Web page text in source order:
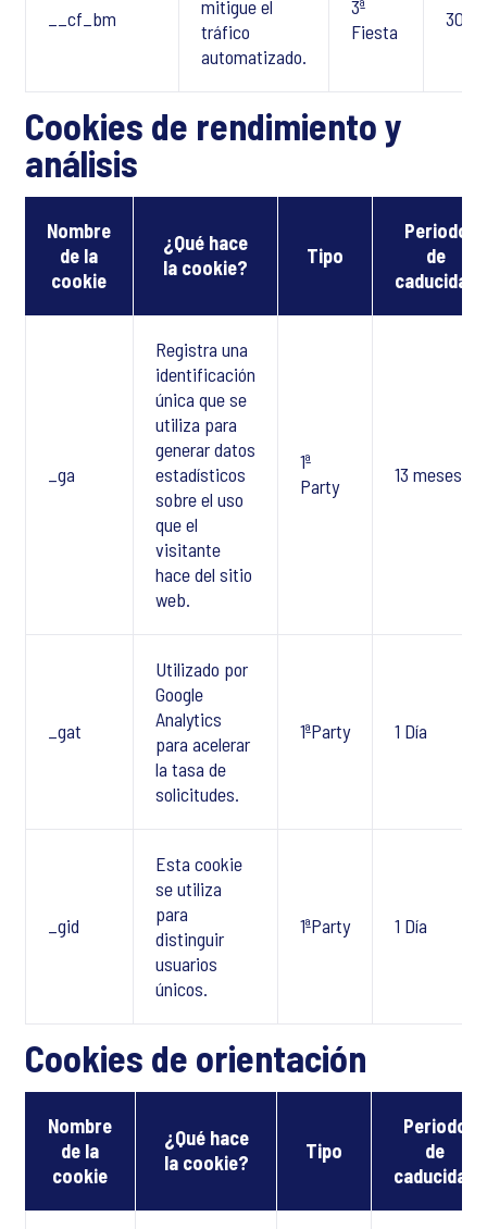
__cf_bm
mitigue el
tráfico
automatizado.
3ª
Fiesta
30
Cookies de rendimiento y
análisis
Nombre
de la
cookie
¿Qué hace
la cookie?
Tipo
Periodo
de
caducidad
_ga
Registra una
identificación
única que se
utiliza para
generar datos
estadísticos
sobre el uso
que el
visitante
hace del sitio
web.
1ª
Party
13 meses
_gat
Utilizado por
Google
Analytics
para acelerar
la tasa de
solicitudes.
1ªParty 1 Día
_gid
Esta cookie
se utiliza
para
distinguir
usuarios
únicos.
1ªParty 1 Día
Cookies de orientación
Nombre
de la
cookie
¿Qué hace
la cookie?
Tipo
Periodo
de
caducidad